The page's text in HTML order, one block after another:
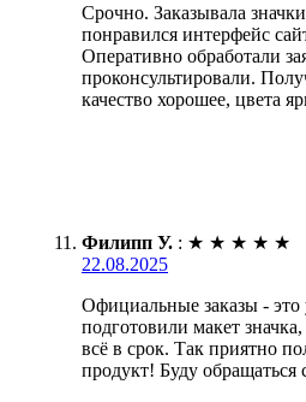
Срочно. Заказывала
понравился интерфейс
Оперативно обработали
проконсультировали.
качество хорошее, цвета
Филипп У. : ★ ★ ★ ★ ★
22.08.2025
Официальные заказы -
подготовили макет
всё в срок. Так приятно
продукт! Буду обращаться